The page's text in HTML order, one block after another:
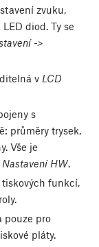
zvuku,
diod. Ty se
->
v LCD
s
průměry trysek,
Vše je
HW.
funkcí,
pouze pro
pláty.